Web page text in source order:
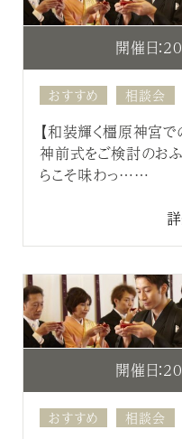
開催日：
おすすめ 相談会
【和装輝く橿原神宮
神前式をご検討のお
らこそ味わっ……
開催日：
おすすめ 相談会